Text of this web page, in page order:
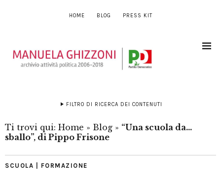
HOME BLOG PRESS KIT
FILTRO DI RICERCA DEI CONTENUTI
Ti trovi qui: Home » Blog » “Una scuola da…
sballo”, di Pippo Frisone
SCUOLA | FORMAZIONE